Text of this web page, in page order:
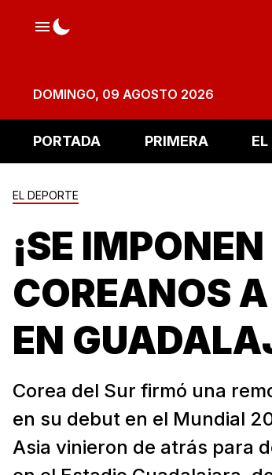
DOMINGO, 09 AGOSTO 2026
PORTADA PRIMERA EL
EL DEPORTE
¡SE IMPONEN
COREANOS
EN
Corea del Sur firmó una
en su debut en el Mundial
Asia vinieron de atrás para